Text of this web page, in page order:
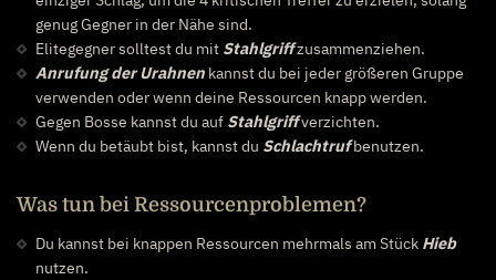
genug Gegner in der Nähe sind.
Elitegegner solltest du mit Stahlgriffzusammenziehen.
Anrufung der Urahnen kannst du bei jeder größeren Gruppe
verwenden oder wenn deine Ressourcen knapp werden.
Gegen Bosse kannst du auf Stahlgriffverzichten.
Wenn du betäubt bist, kannst du Schlachtrufbenutzen.
Was tun bei Ressourcenproblemen?
Du kannst bei knappen Ressourcen mehrmals am Stück Hieb
nutzen.